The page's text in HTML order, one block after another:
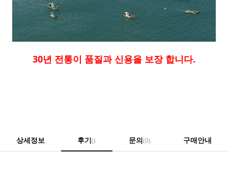
30년 전통이 품질과 신용을 보장 합니다.
상세정보 후기() 문의(0) 구매안내